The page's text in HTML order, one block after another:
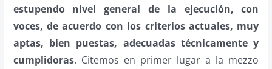
estupendo nivel general de la ejecución, con
voces, de acuerdo con los criterios actuales, muy
aptas, bien puestas, adecuadas técnicamente y
cumplidoras. Citemos en primer lugar a la mezzo